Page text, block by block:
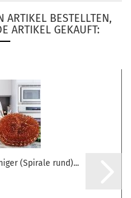
ARTIKEL BESTELLTEN,
ARTIKEL GEKAUFT:
(Spirale rund)...